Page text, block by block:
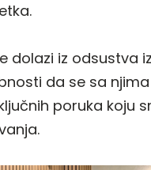
dolazi iz odsustva
da se sa
poruka koju